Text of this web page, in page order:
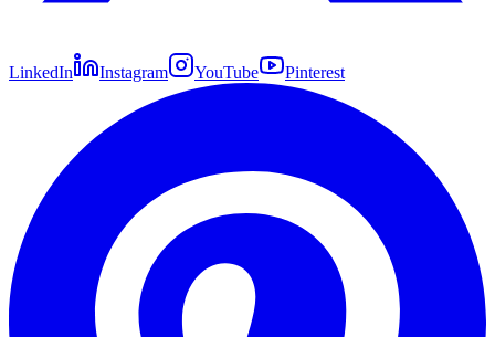
LinkedIn Instagram YouTube Pinterest